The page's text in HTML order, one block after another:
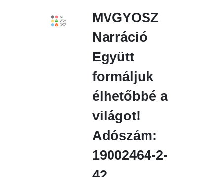
MVGYOSZ
Narráció
Együtt
formáljuk
élhetőbbé a
világot!
Adószám:
19002464-2-